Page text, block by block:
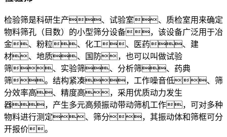
检验筛是科研生产、试验室、质检室用来确定
物料筛孔（目数）的小型筛分设备，该设备广泛用于冶
金、粉粒、化工、医药、建
材、地质、国防，也可以叫做试验
筛、实验筛、分析筛、药典
筛。结构紧凑，工作噪音低、筛
分效率高、精度高，采用优质动力发生
器，产生多元高频振动带动筛机工作，可对多种
物料进行测定、筛分，其振动体和筛框可分
开报价。